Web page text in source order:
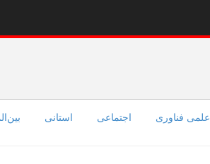
علمی فناوری اجتماعی استانی